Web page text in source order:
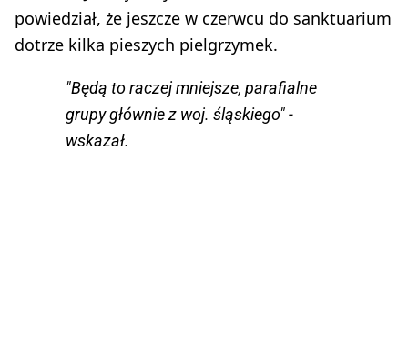
powiedział, że jeszcze w czerwcu do sanktuarium
dotrze kilka pieszych pielgrzymek.
"Będą to raczej mniejsze, parafialne
grupy głównie z woj. śląskiego" -
wskazał.